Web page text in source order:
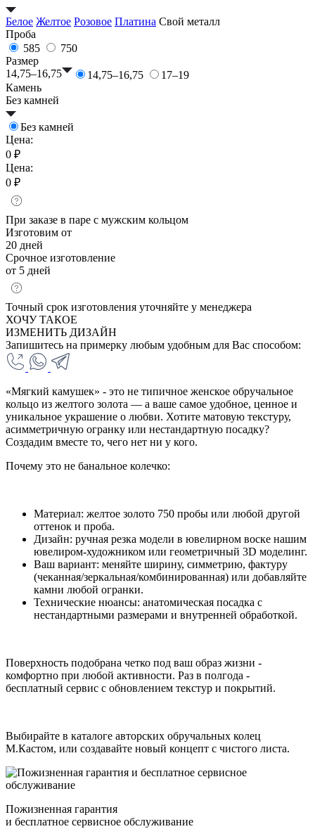
Белое Желтое Розовое Платина Свой металл
Проба
585
750
Размер
14,75–16,75
14,75–16,75
17–19
Камень
Без камней
Без камней
Цена:
0 ₽
Цена:
0 ₽
При заказе в паре с мужским кольцом
Изготовим от
20 дней
Срочное изготовление
от 5 дней
Точный срок изготовления уточняйте у менеджера
ХОЧУ ТАКОЕ
ИЗМЕНИТЬ ДИЗАЙН
Запишитесь на примерку любым удобным для Вас способом:
«Мягкий камушек» - это не типичное женское обручальное
кольцо из желтого золота — а ваше самое удобное, ценное и
уникальное украшение о любви. Хотите матовую текстуру,
асимметричную огранку или нестандартную посадку?
Создадим вместе то, чего нет ни у кого.
Почему это не банальное колечко:
Материал: желтое золото 750 пробы или любой другой
оттенок и проба.
Дизайн: ручная резка модели в ювелирном воске нашим
ювелиром-художником или геометричный 3D моделинг.
Ваш вариант: меняйте ширину, симметрию, фактуру
(чеканная/зеркальная/комбинированная) или добавляйте
камни любой огранки.
Технические нюансы: анатомическая посадка с
нестандартными размерами и внутренней обработкой.
Поверхность подобрана четко под ваш образ жизни -
комфортно при любой активности. Раз в полгода -
бесплатный сервис с обновлением текстур и покрытий.
Выбирайте в каталоге авторских обручальных колец
М.Кастом, или создавайте новый концепт с чистого листа.
Пожизненная гарантия
и бесплатное сервисное обслуживание